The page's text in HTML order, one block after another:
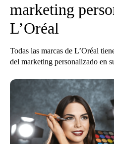
marketing
L’Oréal
Todas las marcas de L’Oréal
del marketing personalizado en